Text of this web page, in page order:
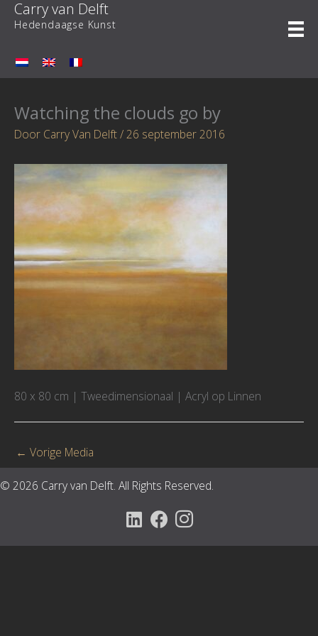
naar
inhoud
Carry van Delft
Hedendaagse Kunst
Watching the clouds go by
Door Carry Van Delft/26 september 2016
80 x 80 cm | Tweedimensionaal | Acryl op Linnen
← Vorige Media
© 2026 Carry van Delft. All Rights Reserved.